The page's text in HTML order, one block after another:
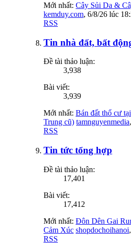
Mới nhất: Cây Sủi Da &
kemduy.com, 6/8/26 lúc
RSS
Tin nhà đất, bất
Đề tài thảo luận:
3,938
Bài viết:
3,939
Mới nhất: Bán đất thổ cư
Trung cũ) tamnguyenmedia,
RSS
Tin tức tổng hợp
Đề tài thảo luận:
17,401
Bài viết:
17,412
Mới nhất: Đôn Dên Gai
Cảm Xúc shopdochoihanoi,
RSS